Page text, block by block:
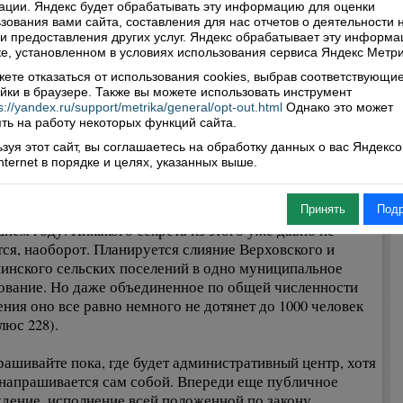
в первую очередь и присоединят к более
и перспективным соседям.
своя логика здесь есть. Но опять же без
и непозволительной спешки, не форсируя события.
опыта в этом деле у верховажских властей
не имеется. Вряд ли за эталон и образец можно
присоединение В-Терменьги к Чушевицам,
несколько лет назад. Не те масштабы, чтобы
возможность учиться на этом примере.
проект, будет реализовываться уже в
году. Никакого секрета из этого уже давно не
наоборот. Планируется слияние Верховского и
сельских поселений в одно муниципальное
Но даже объединенное по общей численности
оно все равно немного не дотянет до 1000 человек
228).
пока, где будет административный центр, хотя
сам собой. Впереди еще публичное
Яндекс будет обрабатывать эту информацию для оценки
вами сайта, составления для нас отчетов о деятельности
предоставления других услуг. Яндекс обрабатывает эту
установленном в условиях использования сервиса Яндекс
отказаться от использования cookies, выбрав
в браузере. Также вы можете использовать инструмент
yandex.ru/support/metrika/general/opt-out.html Однако это может
на работу некоторых функций сайта.
этот сайт, вы соглашаетесь на обработку данных о вас
в порядке и целях, указанных выше.
Принять